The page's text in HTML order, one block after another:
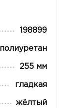
198899
полиуретан
255 мм
гладкая
жёлтый